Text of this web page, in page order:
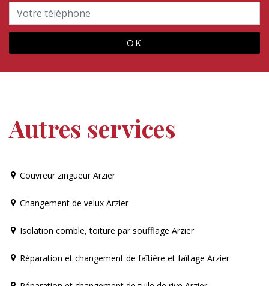
Autres services
Couvreur zingueur Arzier
Changement de velux Arzier
Isolation comble, toiture par soufflage Arzier
Réparation et changement de faîtière et faîtage Arzier